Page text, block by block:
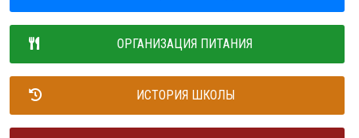
ОРГАНИЗАЦИЯ ПИТАНИЯ
ИСТОРИЯ ШКОЛЫ